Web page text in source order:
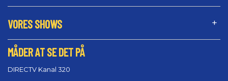
VORES SHOWS
MÅDER AT SE DET PÅ
DIRECTV Kanal 320